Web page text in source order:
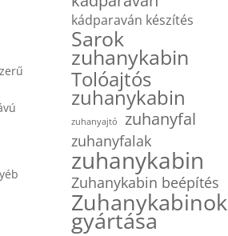
kádparaván készítés
Sarok
zuhanykabin
Tolóajtós
zuhanykabin
zuhanyajtó zuhanyfal
zuhanyfalak
zuhanykabin
Zuhanykabin beépítés
Zuhanykabinok
gyártása